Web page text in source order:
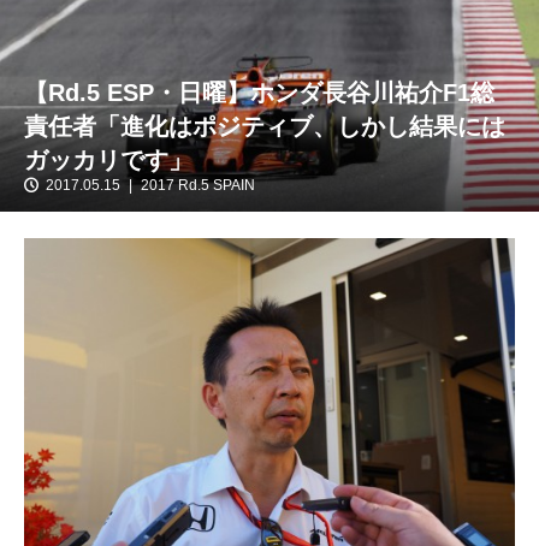
【Rd.5 ESP・日曜】ホンダ長谷川祐介F1総
責任者「進化はポジティブ、しかし結果には
ガッカリです」
2017.05.15 2017 Rd.5 SPAIN